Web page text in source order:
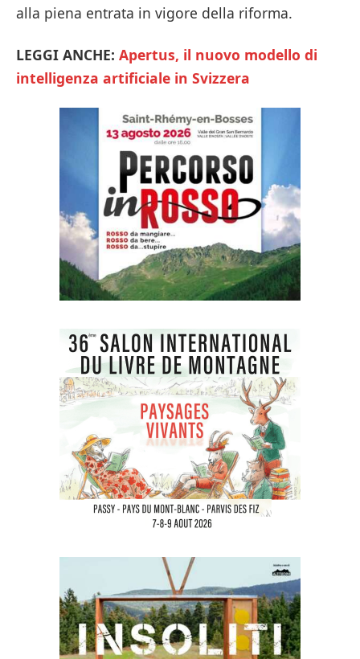
alla piena entrata in vigore della riforma.
LEGGI ANCHE: Apertus, il nuovo modello di
intelligenza artificiale in Svizzera